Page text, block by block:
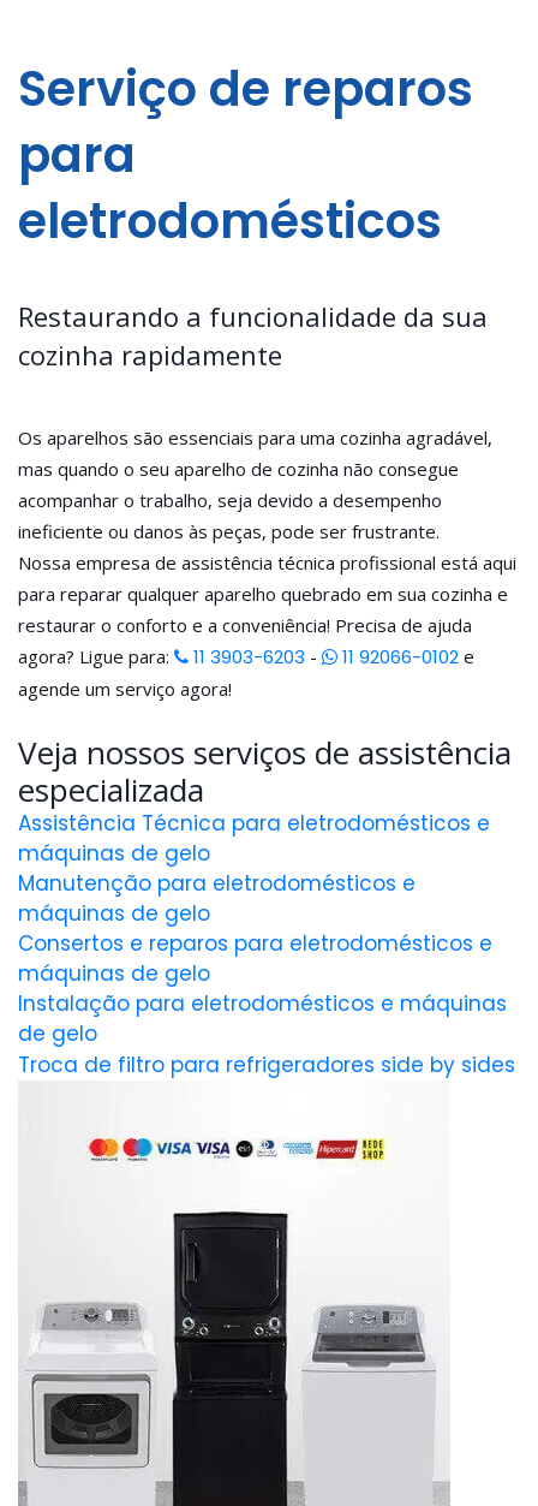
Serviço de reparos
para
eletrodomésticos
Restaurando a funcionalidade da sua
cozinha rapidamente
Os aparelhos são essenciais para uma cozinha agradável,
mas quando o seu aparelho de cozinha não consegue
acompanhar o trabalho, seja devido a desempenho
ineficiente ou danos às peças, pode ser frustrante.
Nossa empresa de assistência técnica profissional está aqui
para reparar qualquer aparelho quebrado em sua cozinha e
restaurar o conforto e a conveniência! Precisa de ajuda
agora? Ligue para:
11 3903-6203 - 11 92066-0102 e
agende um serviço agora!
Veja nossos serviços de assistência
especializada
Assistência Técnica para eletrodomésticos e
máquinas de gelo
Manutenção para eletrodomésticos e
máquinas de gelo
Consertos e reparos para eletrodomésticos e
máquinas de gelo
Instalação para eletrodomésticos e máquinas
de gelo
Troca de filtro para refrigeradores side by sides